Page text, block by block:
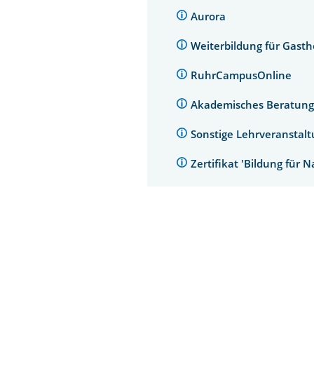
Aurora
Weiterbildung für
RuhrCampusOnline
Akademisches
Sonstige
Zertifikat 'Bildung für